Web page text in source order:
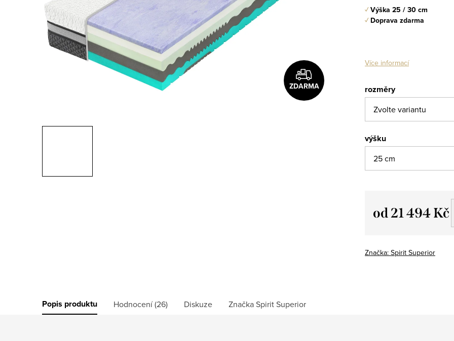
ZDARMA
✓ Výška 25 / 30 cm
✓Doprava zdarma
Více informací
rozměry
výšku
od21 494 Kč
Značka: Spirit Superior
Popis produktu Hodnocení (26) Diskuze ZnačkaSpirit Superior